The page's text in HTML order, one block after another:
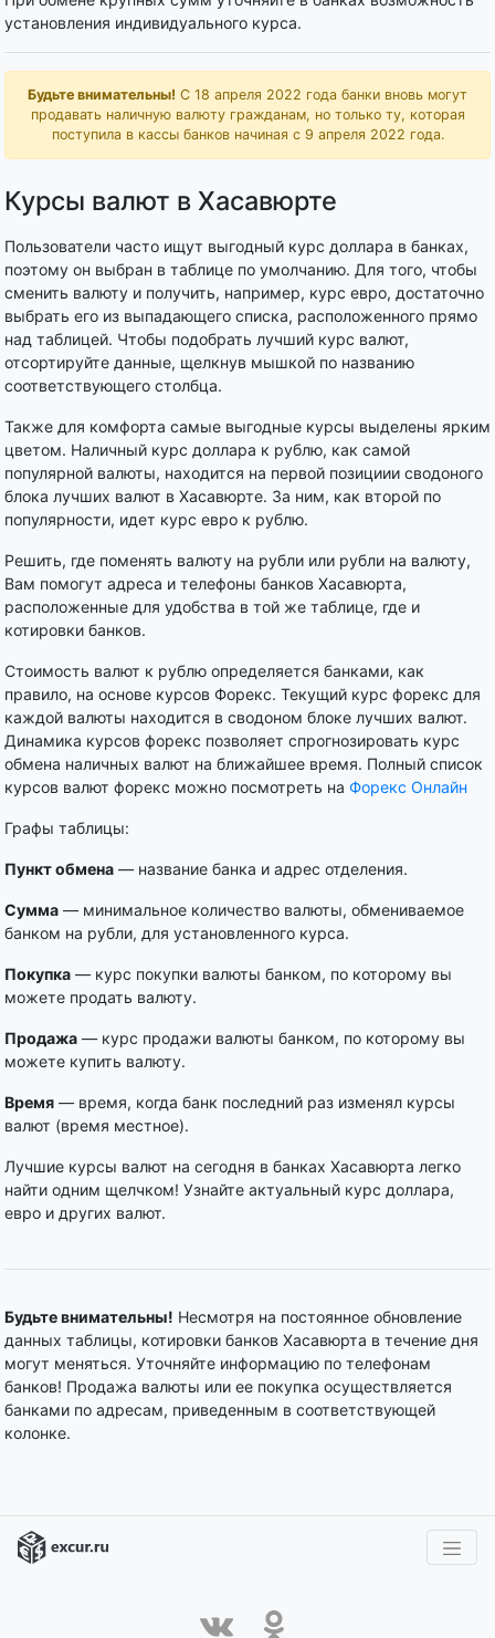
установления индивидуального курса.
Будьте внимательны! С 18 апреля 2022 года банки вновь могут
продавать наличную валюту гражданам, но только ту, которая
поступила в кассы банков начиная с 9 апреля 2022 года.
Курсы валют в Хасавюрте
Пользователи часто ищут выгодный курс доллара в банках,
поэтому он выбран в таблице по умолчанию. Для того, чтобы
сменить валюту и получить, например, курс евро, достаточно
выбрать его из выпадающего списка, расположенного прямо
над таблицей. Чтобы подобрать лучший курс валют,
отсортируйте данные, щелкнув мышкой по названию
соответствующего столбца.
Также для комфорта самые выгодные курсы выделены ярким
цветом. Наличный курс доллара к рублю, как самой
популярной валюты, находится на первой позициии сводоного
блока лучших валют в Хасавюрте. За ним, как второй по
популярности, идет курс евро к рублю.
Решить, где поменять валюту на рубли или рубли на валюту,
Вам помогут адреса и телефоны банков Хасавюрта,
расположенные для удобства в той же таблице, где и
котировки банков.
Стоимость валют к рублю определяется банками, как
правило, на основе курсов Форекс. Текущий курс форекс для
каждой валюты находится в сводоном блоке лучших валют.
Динамика курсов форекс позволяет спрогнозировать курс
обмена наличных валют на ближайшее время. Полный список
курсов валют форекс можно посмотреть на Форекс Онлайн
Графы таблицы:
Пункт обмена — название банка и адрес отделения.
Сумма — минимальное количество валюты, обмениваемое
банком на рубли, для установленного курса.
Покупка — курс покупки валюты банком, по которому вы
можете продать валюту.
Продажа — курс продажи валюты банком, по которому вы
можете купить валюту.
Время — время, когда банк последний раз изменял курсы
валют (время местное).
Лучшие курсы валют на сегодня в банках Хасавюрта легко
найти одним щелчком! Узнайте актуальный курс доллара,
евро и других валют.
Будьте внимательны! Несмотря на постоянное обновление
данных таблицы, котировки банков Хасавюрта в течение дня
могут меняться. Уточняйте информацию по телефонам
банков! Продажа валюты или ее покупка осуществляется
банками по адресам, приведенным в соответствующей
колонке.